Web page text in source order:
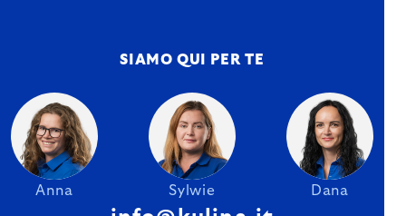
SIAMO QUI PER TE
Anna Sylwie Dana